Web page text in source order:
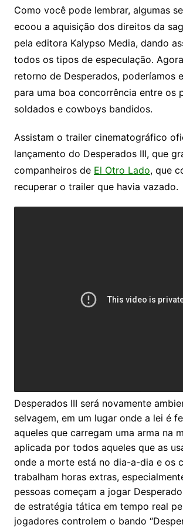
Como você pode lembrar, algumas
ecoou a aquisição dos direitos da
pela editora Kalypso Media, dando
todos os tipos de especulação.
retorno de Desperados, poderíamos
para uma boa concorrência entre os
soldados e cowboys bandidos.
Assistam o trailer cinematográfico
lançamento do Desperados III, que
companheiros de El Otro Lado, que
recuperar o trailer que havia vazado.
Desperados III será novamente
selvagem, em um lugar onde a lei é
aqueles que carregam uma arma na
aplicada por todos aqueles que as
onde a morte está no dia-a-dia e os
trabalham horas extras,
pessoas começam a jogar
de estratégia tática em tempo real
jogadores controlem o bando